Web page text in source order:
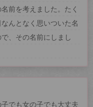
前を考えました。たく
んとなく思いついた名
、その名前にしまし
でも女の子でも大丈夫